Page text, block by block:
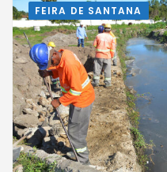
FEIRA DE SANTANA